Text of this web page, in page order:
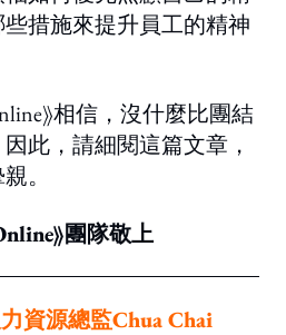
措施來提升員工的精神
》相信，沒什麼比團結
此，請細閱這篇文章，
。
》團隊敬上
資源總監Chua Chai